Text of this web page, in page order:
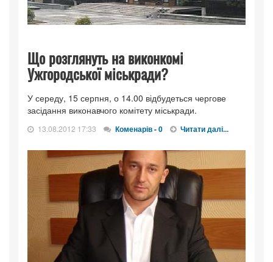
Що розглянуть на виконкомі
Ужгородської міськради?
У середу, 15 серпня, о 14.00 відбудеться чергове
засідання виконавчого комітету міськради.
13.08.2012 17:33 Коменарів - 0 Читати далі...